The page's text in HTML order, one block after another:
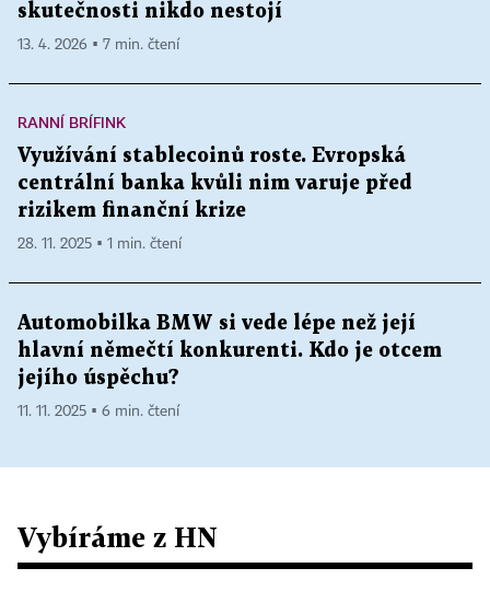
skutečnosti nikdo nestojí
13. 4. 2026 ▪ 7 min. čtení
RANNÍ BRÍFINK
Využívání stablecoinů roste. Evropská
centrální banka kvůli nim varuje před
rizikem finanční krize
28. 11. 2025 ▪ 1 min. čtení
Automobilka BMW si vede lépe než její
hlavní němečtí konkurenti. Kdo je otcem
jejího úspěchu?
11. 11. 2025 ▪ 6 min. čtení
Vybíráme z HN